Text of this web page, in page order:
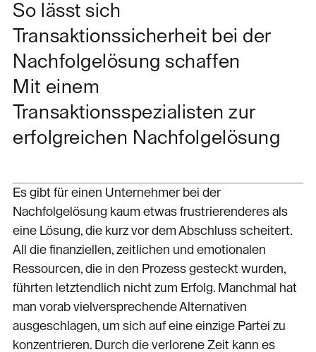
So lässt sich
Transaktionssicherheit bei der
Nachfolgelösung schaffen
Mit einem
Transaktionsspezialisten zur
erfolgreichen Nachfolgelösung
Es gibt für einen Unternehmer bei der
Nachfolgelösung kaum etwas frustrierenderes als
eine Lösung, die kurz vor dem Abschluss scheitert.
All die finanziellen, zeitlichen und emotionalen
Ressourcen, die in den Prozess gesteckt wurden,
führten letztendlich nicht zum Erfolg. Manchmal hat
man vorab vielversprechende Alternativen
ausgeschlagen, um sich auf eine einzige Partei zu
konzentrieren. Durch die verlorene Zeit kann es